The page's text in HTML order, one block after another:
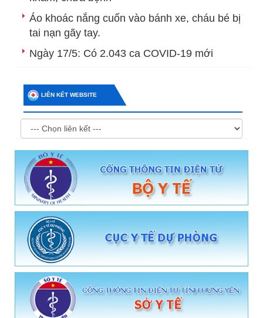
Áo khoác nắng cuốn vào bánh xe, cháu bé bị
tai nạn gãy tay.
Ngày 17/5: Có 2.043 ca COVID-19 mới
LIÊN KẾT WEBSITE